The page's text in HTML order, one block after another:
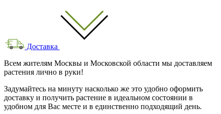
Доставка
Всем жителям Москвы и Московской области мы доставляем
растения лично в руки!
Задумайтесь на минуту насколько же это удобно оформить
доставку и получить растение в идеальном состоянии в
удобном для Вас месте и в единственно подходящий день.